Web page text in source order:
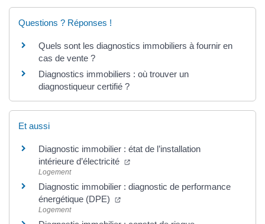
Questions ? Réponses !
Quels sont les diagnostics immobiliers à fournir en
cas de vente ?
Diagnostics immobiliers : où trouver un
diagnostiqueur certifié ?
Et aussi
Diagnostic immobilier : état de l’installation
intérieure d’électricité
(ouverture dans un nouvel onglet)
Logement
Diagnostic immobilier : diagnostic de performance
énergétique (DPE)
(ouverture dans un nouvel onglet)
Logement